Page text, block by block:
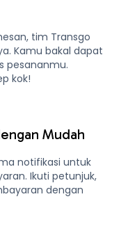
tim Transgo
Kamu bakal dapat
pesananmu.
kok!
Mudah
notifikasi untuk
Ikuti petunjuk,
dengan